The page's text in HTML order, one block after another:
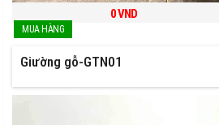
0VND
Giường gỗ-GTN01